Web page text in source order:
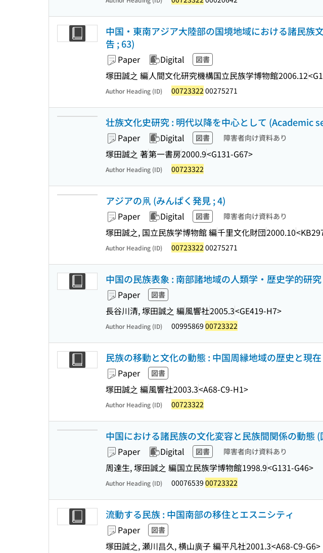
中国・東南アジア大陸部の国境地域における諸民族
告 ; 63)
Paper Digital 図書
塚田誠之 編人間文化研究機構国立民族学博物館2006.12
Author Heading (ID) 00723322 00275271
壮族文化史研究 : 明代以降を中心として (Academic
Paper Digital 図書 障害者向け資料あり
塚田誠之 著第一書房2000.9<G131-G67>
Author Heading (ID) 00723322
アジアの凧 (みんぱく発見 ; 4)
Paper Digital 図書 障害者向け資料あり
塚田誠之, 国立民族学博物館 編千里文化財団2000.10
Author Heading (ID) 00723322 00275271
中国の民族表象 : 南部諸地域の人類学・歴史学的研究
Paper 図書
長谷川清, 塚田誠之 編風響社2005.3<GE419-H7>
Author Heading (ID) 00995869 00723322
民族の移動と文化の動態 : 中国周縁地域の歴史と現在
Paper 図書
塚田誠之 編風響社2003.3<A68-C9-H1>
Author Heading (ID) 00723322
中国における諸民族の文化変容と民族間関係の動態
Paper Digital 図書 障害者向け資料あり
周達生, 塚田誠之 編国立民族学博物館1998.9<G131-G46>
Author Heading (ID) 00076539 00723322
流動する民族 : 中国南部の移住とエスニシティ
Paper 図書
塚田誠之, 瀬川昌久, 横山廣子 編平凡社2001.3<A68-C9-G6>